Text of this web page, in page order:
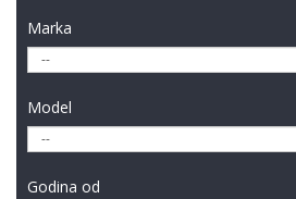
Marka
Model
Godina od